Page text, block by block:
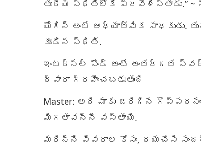
తురీయ స్థితిలోకి ప్రవేశిస్తాడు.” ~
యోగిన్ అంటే ఆధ్యాత్మిక సాధకుడు.
కూడిన స్థితి.
ఇంటర్నల్ సౌండ్ అంటే అంతర్గత
ద్వారా గ్రహించబడుతుంది
Master: అది మాకు జరిగిన
మిగతావన్నీ వస్తాయి.
మరిన్ని వివరాల కోసం, దయచేసి